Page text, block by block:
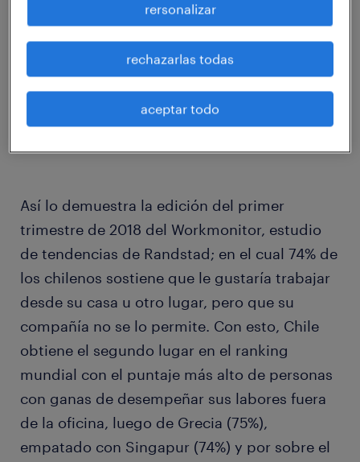
que recorre las oficinas de todo el mundo
forma de una realidad cada vez más cercana:
oficina ya es cosa del pasado.
Así lo demuestra la edición del primer
trimestre de 2018 del Workmonitor, estudio
de tendencias de Randstad; en el cual 74% de
los chilenos sostiene que le gustaría trabajar
desde su casa u otro lugar, pero que su
compañía no se lo permite. Con esto, Chile
obtiene el segundo lugar en el ranking
mundial con el puntaje más alto de personas
con ganas de desempeñar sus labores fuera
de la oficina, luego de Grecia (75%),
empatado con Singapur (74%) y por sobre el
rersonalizar
rechazarlas todas
aceptar todo